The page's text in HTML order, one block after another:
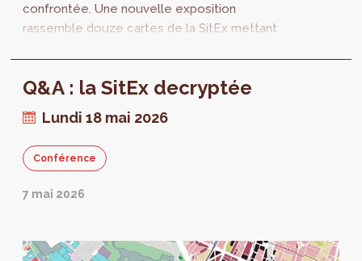
confrontée. Une nouvelle exposition
rassemble douze cartes de la SitEx mettant
fonctionnelle, présence de la nature ou
découvrir au rez-de-chaussée de
Perspective! Le vernissage aura lieu le 2
juillet à 17h.
Q&A : la SitEx decryptée
Lundi 18 mai 2026
Conférence
7 mai 2026